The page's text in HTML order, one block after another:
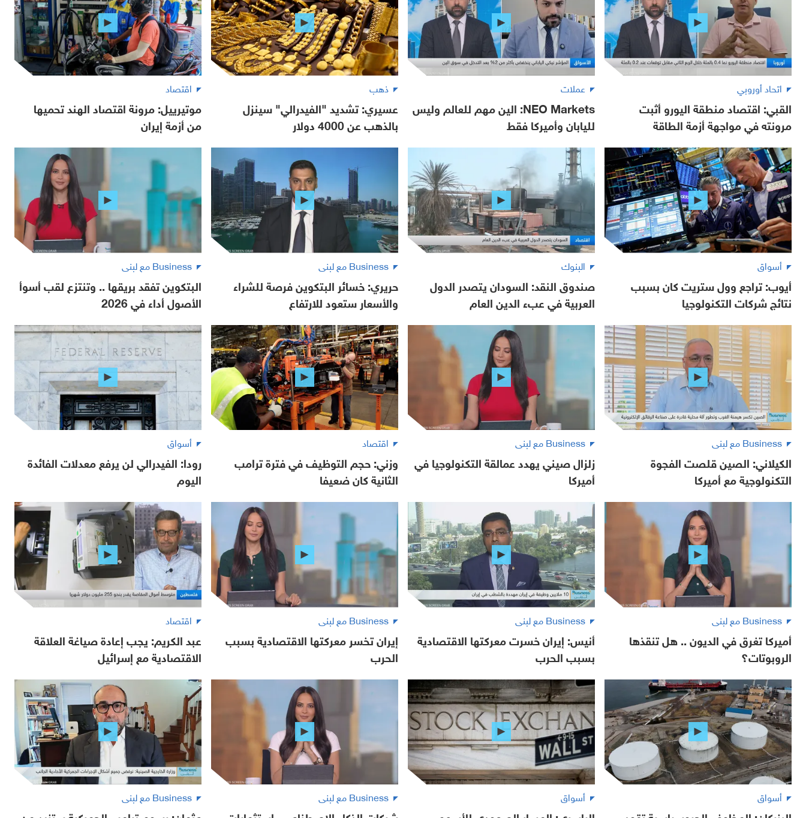
اتحاد أوروبي
القبي: اقتصاد منطقة اليورو أثبت
مرونته في مواجهة أزمة الطاقة
عملات
NEO Markets: الين مهم للعالم وليس
لليابان وأميركا فقط
ذهب
عسيري: تشديد "الفيدرالي" سينزل
بالذهب عن 4000 دولار
اقتصاد
موتيرييل: مرونة اقتصاد الهند تحميها
من أزمة إيران
أسواق
أيوب: تراجع وول ستريت كان بسبب
نتائج شركات التكنولوجيا
البنوك
صندوق النقد: السودان يتصدر الدول
العربية في عبء الدين العام
Business مع لبنى
حريري: خسائر البتكوين فرصة للشراء
والأسعار ستعود للارتفاع
Business مع لبنى
البتكوين تفقد بريقها .. وتنتزع لقب أسوأ
الأصول أداء في 2026
Business مع لبنى
الكيلاني: الصين قلصت الفجوة
التكنولوجية مع أميركا
Business مع لبنى
زلزال صيني يهدد عمالقة التكنولوجيا في
أميركا
اقتصاد
وزني: حجم التوظيف في فترة ترامب
الثانية كان ضعيفا
أسواق
رودا: الفيدرالي لن يرفع معدلات الفائدة
اليوم
Business مع لبنى
أميركا تغرق في الديون .. هل تنقذها
الروبوتات؟
Business مع لبنى
أنيس: إيران خسرت معركتها الاقتصادية
بسبب الحرب
Business مع لبنى
إيران تخسر معركتها الاقتصادية بسبب
الحرب
اقتصاد
عبد الكريم: يجب إعادة صياغة العلاقة
الاقتصادية مع إسرائيل
أسواق أسواق Business مع لبنى Business مع لبنى